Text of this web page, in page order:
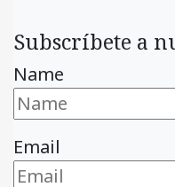
Subscríbete a
Name
Email